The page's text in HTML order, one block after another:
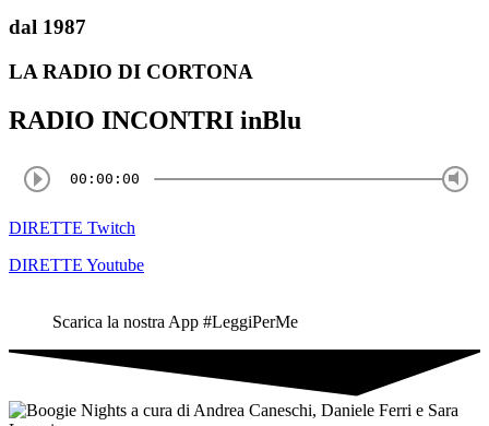
dal 1987
LA RADIO DI CORTONA
RADIO INCONTRI inBlu
00:00:00
DIRETTE Twitch
DIRETTE Youtube
Scarica la nostra App #LeggiPerMe